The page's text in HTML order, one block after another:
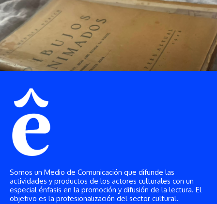
Somos un Medio de Comunicación que difunde las
actividades y productos de los actores culturales con un
especial énfasis en la promoción y difusión de la lectura. El
objetivo es la profesionalización del sector cultural.